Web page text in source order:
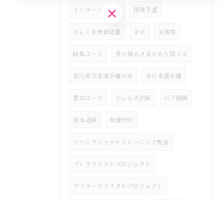
インターハイ予選 国体予選
なんと未来創造塾 全中 主体性
岐阜ユース 青の煌めきあおもり国スポ
富山県学童選手権大会 全日本選手権
愛知ユース たいら大回転 山下陽暉
坂本遥暉 秋鹿伊吹
ファンクショナルトレーニング教室
プレクリスタルプロジェクト
アフタークリスタルプロジェクト
ご予約はこちら